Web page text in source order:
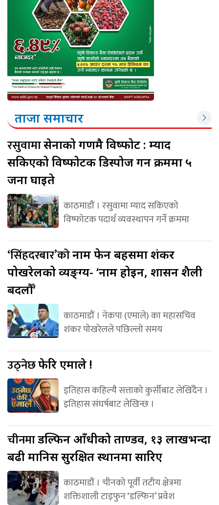
ताजा समाचार
रसुवामासेनाको गणमै विष्फोट : म्याद
सकिएको विष्फोटक डिस्पोज गर्ने क्रममा ५
जना घाइते
काठमाडौं । रसुवामा म्याद सकिएको
विष्फोटक पदार्थ व्यवस्थापन गर्ने क्रममा
‘सिंहदरबार’कोनाम फेर्ने बहसमा शंकर
पोखरेलको व्यङ्ग्य- ‘नाम होइन, शासन शैली
बदलौँ’
काठमाडौं । नेकपा (एमाले) का महासचिव
शंकर पोखरेलले पछिल्लो समय
उठ्नेछफेरि एमाले !
इतिहास कहिल्यै सत्ताको कुर्सीबाट लेखिँदैन ।
इतिहास संघर्षबाट लेखिन्छ ।
चीनमाडल्फिन आँधीको ताण्डव, १३ लाखभन्दा
बढी मानिस सुरक्षित स्थानमा सारिए
काठमाडौं । चीनको पूर्वी तटीय क्षेत्रमा
शक्तिशाली टाइफुन ‘डल्फिन’ प्रवेश